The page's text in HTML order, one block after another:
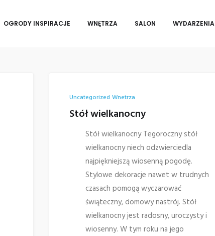
OGRODY INSPIRACJE WNĘTRZA SALON WYDARZENIA
Uncategorized Wnetrza
Stół wielkanocny
Stół wielkanocny Tegoroczny stół
wielkanocny niech odzwierciedla
najpiękniejszą wiosenną pogodę.
Stylowe dekoracje nawet w trudnych
czasach pomogą wyczarować
świąteczny, domowy nastrój. Stół
wielkanocny jest radosny, uroczysty i
wiosenny. W tym roku na jego